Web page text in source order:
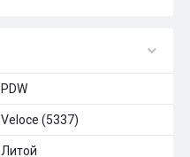
PDW
Veloce (5337)
Литой